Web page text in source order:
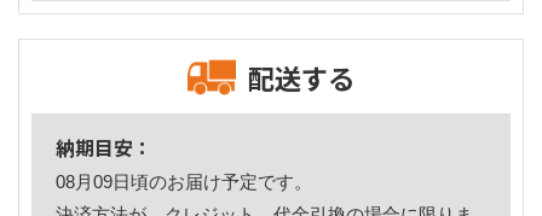
配送する
納期目安：
08月09日頃のお届け予定です。